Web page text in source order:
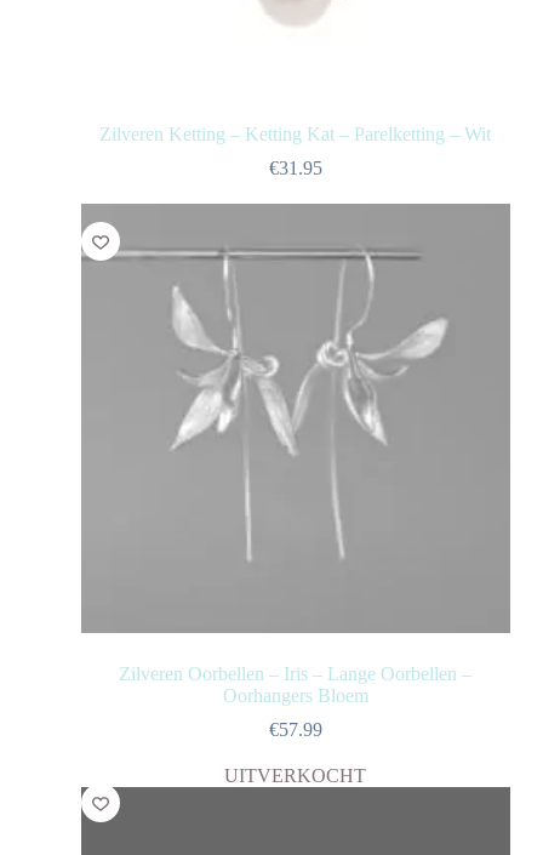
Zilveren Ketting – Ketting Kat – Parelketting – Wit
€31.95
Zilveren Oorbellen – Iris – Lange Oorbellen –
Oorhangers Bloem
€57.99
UITVERKOCHT